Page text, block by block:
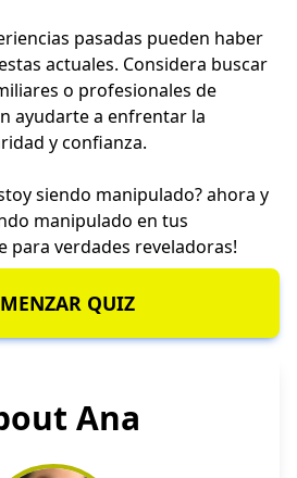
pasadas pueden haber
actuales. Considera buscar
o profesionales de
ayudarte a enfrentar la
y confianza.
siendo manipulado? ahora y
manipulado en tus
para verdades reveladoras!
QUIZ
Ana